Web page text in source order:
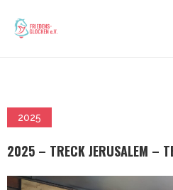
2025
2025 – TRECK JERUSALEM –